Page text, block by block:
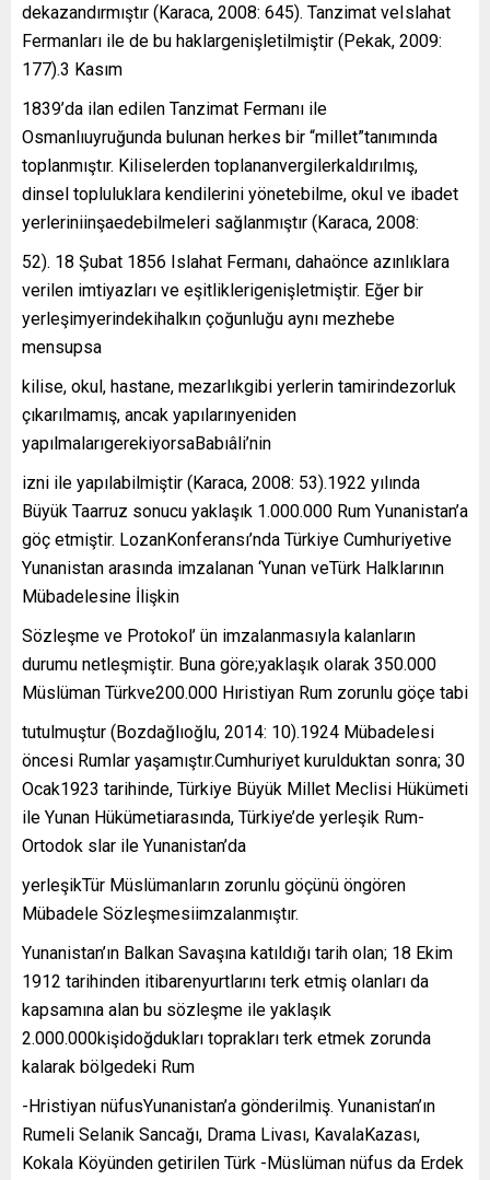
dekazandırmıştır (Karaca, 2008: 645). Tanzimat veIslahat
Fermanları ile de bu haklargenişletilmiştir (Pekak, 2009:
177).3 Kasım
1839’da ilan edilen Tanzimat Fermanı ile
Osmanlıuyruğunda bulunan herkes bir “millet”tanımında
toplanmıştır. Kiliselerden toplananvergilerkaldırılmış,
dinsel topluluklara kendilerini yönetebilme, okul ve ibadet
yerleriniinşaedebilmeleri sağlanmıştır (Karaca, 2008:
52). 18 Şubat 1856 Islahat Fermanı, dahaönce azınlıklara
verilen imtiyazları ve eşitliklerigenişletmiştir. Eğer bir
yerleşimyerindekihalkın çoğunluğu aynı mezhebe
mensupsa
kilise, okul, hastane, mezarlıkgibi yerlerin tamirindezorluk
çıkarılmamış, ancak yapılarınyeniden
yapılmalarıgerekiyorsaBabıâli’nin
izni ile yapılabilmiştir (Karaca, 2008: 53).1922 yılında
Büyük Taarruz sonucu yaklaşık 1.000.000 Rum Yunanistan’a
göç etmiştir. LozanKonferansı’nda Türkiye Cumhuriyetive
Yunanistan arasında imzalanan ‘Yunan veTürk Halklarının
Mübadelesine İlişkin
Sözleşme ve Protokol’ ün imzalanmasıyla kalanların
durumu netleşmiştir. Buna göre;yaklaşık olarak 350.000
Müslüman Türkve200.000 Hıristiyan Rum zorunlu göçe tabi
tutulmuştur (Bozdağlıoğlu, 2014: 10).1924 Mübadelesi
öncesi Rumlar yaşamıştır.Cumhuriyet kurulduktan sonra; 30
Ocak1923 tarihinde, Türkiye Büyük Millet Meclisi Hükümeti
ile Yunan Hükümetiarasında, Türkiye’de yerleşik Rum-
Ortodok slar ile Yunanistan’da
yerleşikTür Müslümanların zorunlu göçünü öngören
Mübadele Sözleşmesiimzalanmıştır.
Yunanistan’ın Balkan Savaşına katıldığı tarih olan; 18 Ekim
1912 tarihinden itibarenyurtlarını terk etmiş olanları da
kapsamına alan bu sözleşme ile yaklaşık
2.000.000kişidoğdukları toprakları terk etmek zorunda
kalarak bölgedeki Rum
-Hristiyan nüfusYunanistan’a gönderilmiş. Yunanistan’ın
Rumeli Selanik Sancağı, Drama Livası, KavalaKazası,
Kokala Köyünden getirilen Türk -Müslüman nüfus da Erdek